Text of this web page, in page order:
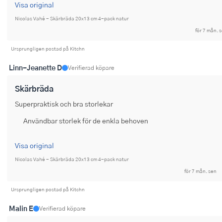
Ugnsformar
Vitlökspressar
Ångkokare och ånginsatser
Övriga köksredskap
Visa original
Nicolas Vahé - Skärbräda 20x13 cm 4-pack natur
för 7 mån.
Ursprungligen postad på Kitchn
Linn-Jeanette D Verifierad köpare
Skärbräda
Superpraktisk och bra storlekar
Användbar storlek för de enkla behoven
Visa original
Nicolas Vahé - Skärbräda 20x13 cm 4-pack natur
för 7 mån. sen
Ursprungligen postad på Kitchn
Malin E Verifierad köpare